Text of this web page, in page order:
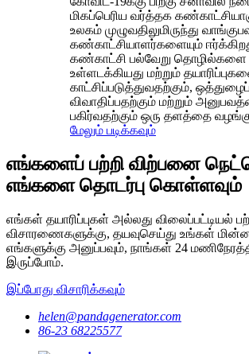
மிகப்பெரிய வர்த்தக
உலகம் முழுவதிலுமிருந்து
கண்காட்சியாளர்களையும்
கண்காட்சி பல்வேறு தொழில்களை
உள்ளடக்கியது மற்றும்
காட்சிப்படுத்துவதற்கும்,
விவாதிப்பதற்கும் மற்றும்
பகிர்வதற்கும் ஒரு தளத்தை
மேலும் படிக்கவும்
எங்களைப் பற்றி விற்பனை
எங்களை தொடர்பு கொள்ளவும்
எங்கள் தயாரிப்புகள் அல்லது விலைப்பட்டியல்
விசாரணைகளுக்கு, தயவுசெய்து உங்கள்
எங்களுக்கு அனுப்பவும், நாங்கள் 24
இருப்போம்.
இப்போது விசாரிக்கவும்
helen@pandagenerator.com
86-23 68225577